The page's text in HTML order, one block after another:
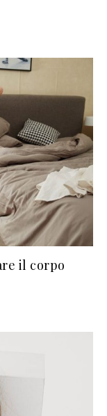
il corpo